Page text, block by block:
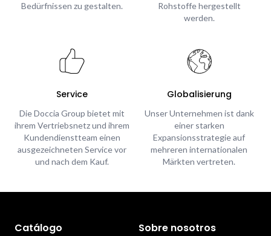
Bedürfnissen zu gestalten.
Rohstoffe hergestellt
werden.
Service
Die Doccia Group bietet mit
ihrem Vertriebsnetz und ihrem
Kundendienstteam einen
ausgezeichneten Service vor
und nach dem Kauf.
Globalisierung
Unser Unternehmen ist dank
einer starken
Expansionsstrategie auf
mehreren internationalen
Märkten vertreten.
Catálogo Sobre nosotros